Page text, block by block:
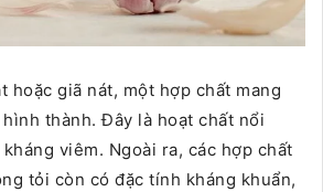
hoặc giã nát, một hợp chất mang
thành. Đây là hoạt chất nổi
viêm. Ngoài ra, các hợp chất
tỏi còn có đặc tính kháng khuẩn,